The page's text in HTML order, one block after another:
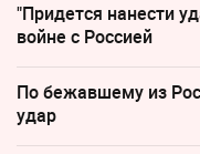
"Придется нанести
войне с Россией
По бежавшему из
удар